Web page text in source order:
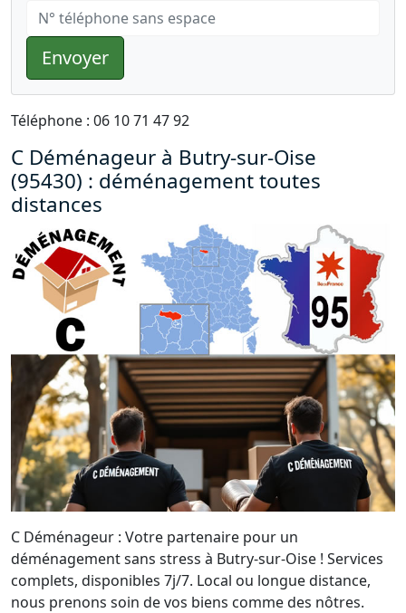
Envoyer
Téléphone : 06 10 71 47 92
C Déménageur à Butry-sur-Oise
(95430) : déménagement toutes
distances
C Déménageur : Votre partenaire pour un
déménagement sans stress à Butry-sur-Oise ! Services
complets, disponibles 7j/7. Local ou longue distance,
nous prenons soin de vos biens comme des nôtres.